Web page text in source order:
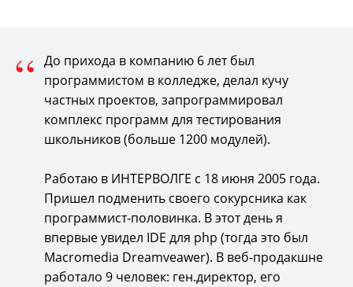
“ До прихода в компанию 6 лет был
программистом в колледже, делал кучу
частных проектов, запрограммировал
комплекс программ для тестирования
школьников (больше 1200 модулей).
Работаю в ИНТЕРВОЛГЕ с 18 июня 2005 года.
Пришел подменить своего сокурсника как
программист-половинка. В этот день я
впервые увидел IDE для php (тогда это был
Macromedia Dreamveawer). В веб-продакшне
работало 9 человек: ген.директор, его